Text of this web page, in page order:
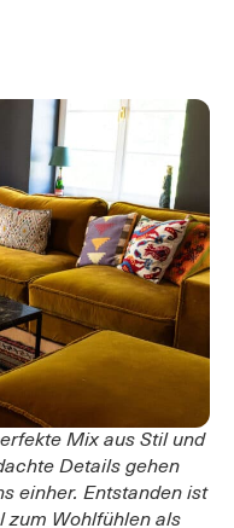
Mix aus Stil und
Details gehen
einher. Entstanden ist
zum Wohlfühlen als